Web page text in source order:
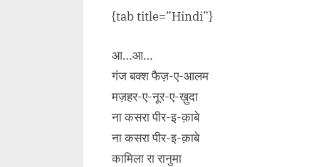
{tab title=”Hindi”}
आ…आ…
गंज बक्श फैज़-ए-आलम
मज़हर-ए-नूर-ए-ख़ुदा
ना कसरा पीर-इ-क़ाबे
ना कसरा पीर-इ-क़ाबे
कामिला रा रानुमा